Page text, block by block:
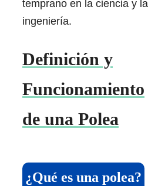
temprano en la ciencia y la
ingeniería.
Definición y
Funcionamiento
de una Polea
¿Qué es una polea?